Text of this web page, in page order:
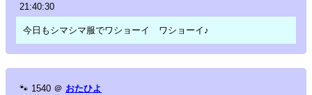
21:40:30
今日もシマシマ服でワショーイ ワショーイ♪
🐾 1540 ＠ おたひよ